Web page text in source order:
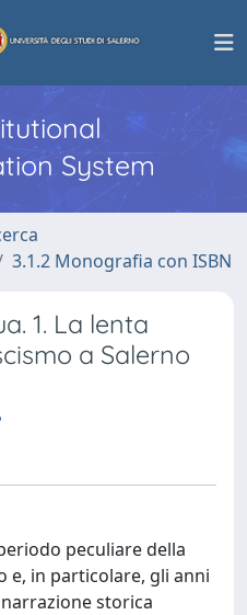
System
3.1.2 Monografia con ISBN
1. La lenta
a Salerno
peculiare della
e, in particolare, gli anni
narrazione storica